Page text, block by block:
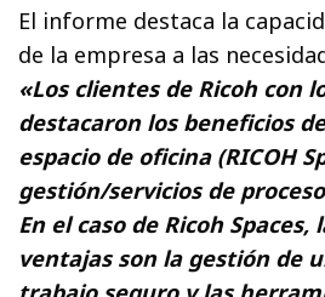
El informe destaca la
de la empresa a las
«Los clientes de Ricoh con
destacaron los beneficios
espacio de oficina (RICOH
gestión/servicios de
En el caso de Ricoh Spaces,
ventajas son la gestión de